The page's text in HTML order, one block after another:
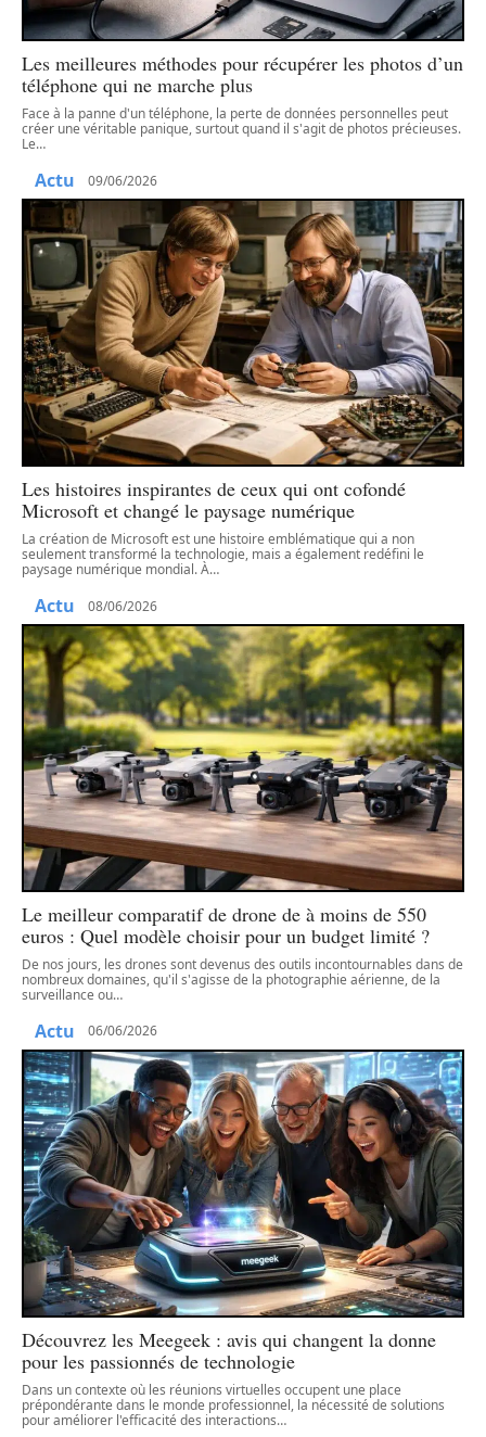
Les meilleures méthodes pour récupérer les photos d’un
téléphone qui ne marche plus
Face à la panne d'un téléphone, la perte de données personnelles peut
créer une véritable panique, surtout quand il s'agit de photos précieuses.
Le…
Actu 09/06/2026
Les histoires inspirantes de ceux qui ont cofondé
Microsoft et changé le paysage numérique
La création de Microsoft est une histoire emblématique qui a non
seulement transformé la technologie, mais a également redéfini le
paysage numérique mondial. À…
Actu 08/06/2026
Le meilleur comparatif de drone de à moins de 550
euros : Quel modèle choisir pour un budget limité ?
De nos jours, les drones sont devenus des outils incontournables dans de
nombreux domaines, qu'il s'agisse de la photographie aérienne, de la
surveillance ou…
Actu 06/06/2026
Découvrez les Meegeek : avis qui changent la donne
pour les passionnés de technologie
Dans un contexte où les réunions virtuelles occupent une place
prépondérante dans le monde professionnel, la nécessité de solutions
pour améliorer l'efficacité des interactions…